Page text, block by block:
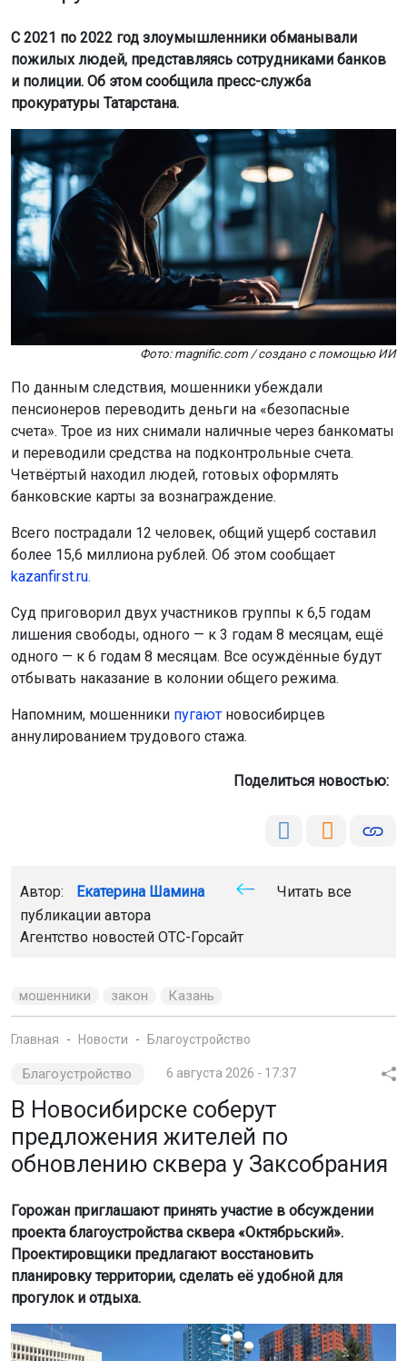
С 2021 по 2022 год злоумышленники обманывали
пожилых людей, представляясь сотрудниками банков
и полиции. Об этом сообщила пресс-служба
прокуратуры Татарстана.
Фото: magnific.com / создано с помощью ИИ
По данным следствия, мошенники убеждали
пенсионеров переводить деньги на «безопасные
счета». Трое из них снимали наличные через банкоматы
и переводили средства на подконтрольные счета.
Четвёртый находил людей, готовых оформлять
банковские карты за вознаграждение.
Всего пострадали 12 человек, общий ущерб составил
более 15,6 миллиона рублей. Об этом сообщает
kazanfirst.ru.
Суд приговорил двух участников группы к 6,5 годам
лишения свободы, одного — к 3 годам 8 месяцам, ещё
одного — к 6 годам 8 месяцам. Все осуждённые будут
отбывать наказание в колонии общего режима.
Напомним, мошенники пугают новосибирцев
аннулированием трудового стажа.
Поделиться новостью:
Автор: Екатерина Шамина
Читать все
публикации автора
Агентство новостей ОТС-Горсайт
мошенники закон Казань
Главная Новости Благоустройство
Благоустройство 6 августа 2026 - 17:37
В Новосибирске соберут
предложения жителей по
обновлению сквера у Заксобрания
Горожан приглашают принять участие в обсуждении
проекта благоустройства сквера «Октябрьский».
Проектировщики предлагают восстановить
планировку территории, сделать её удобной для
прогулок и отдыха.